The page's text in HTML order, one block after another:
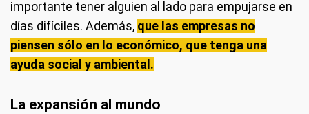
importante tener alguien al lado para empujarse en
días difíciles. Además, que las empresas no
piensen sólo en lo económico, que tenga una
ayuda social y ambiental.
La expansión al mundo